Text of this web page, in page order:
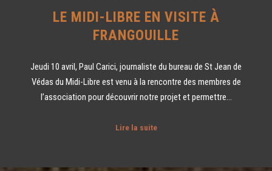
LE MIDI-LIBRE EN VISITE À
FRANGOUILLE
Jeudi 10 avril, Paul Carici, journaliste du bureau de St Jean de
Védas du Midi-Libre est venu à la rencontre des membres de
l’association pour découvrir notre projet et permettre…
Lire la suite